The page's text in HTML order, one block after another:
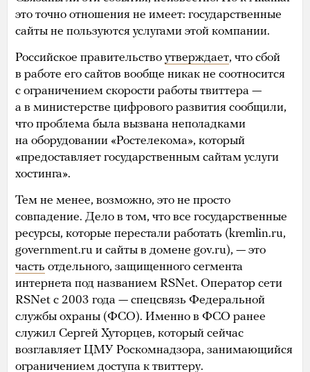
это точно отношения не имеет: государственные
сайты не пользуются услугами этой компании.
Российское правительство утверждает, что сбой
в работе его сайтов вообще никак не соотносится
с ограничением скорости работы твиттера —
а в министерстве цифрового развития сообщили,
что проблема была вызвана неполадками
на оборудовании «Ростелекома», который
«предоставляет государственным сайтам услуги
хостинга».
Тем не менее, возможно, это не просто
совпадение. Дело в том, что все государственные
ресурсы, которые перестали работать (kremlin.ru,
government.ru и сайты в домене gov.ru), — это
часть отдельного, защищенного сегмента
интернета под названием RSNet. Оператор сети
RSNet с 2003 года — спецсвязь Федеральной
службы охраны (ФСО). Именно в ФСО ранее
служил Сергей Хуторцев, который сейчас
возглавляет ЦМУ Роскомнадзора, занимающийся
ограничением доступа к твиттеру.